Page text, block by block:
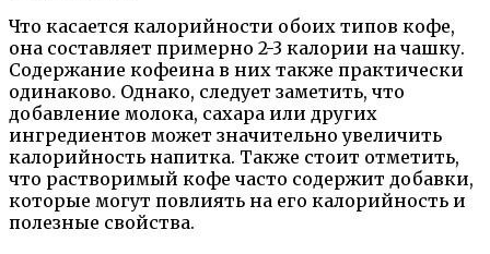
Что касается калорийности обоих типов кофе,
она составляет примерно 2-3 калории на чашку.
Содержание кофеина в них также практически
одинаково. Однако, следует заметить, что
добавление молока, сахара или других
ингредиентов может значительно увеличить
калорийность напитка. Также стоит отметить,
что растворимый кофе часто содержит добавки,
которые могут повлиять на его калорийность и
полезные свойства.